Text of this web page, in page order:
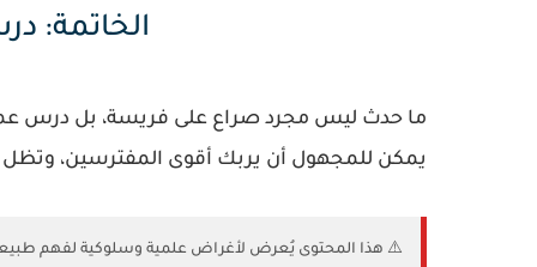
الخاتمة:
ما حدث ليس مجرد صراع على فريسة، بل درس
يمكن للمجهول أن يربك أقوى المفترسين، وتظل
⚠️ هذا المحتوى يُعرض لأغراض علمية وسلوكية لفهم طبيعة